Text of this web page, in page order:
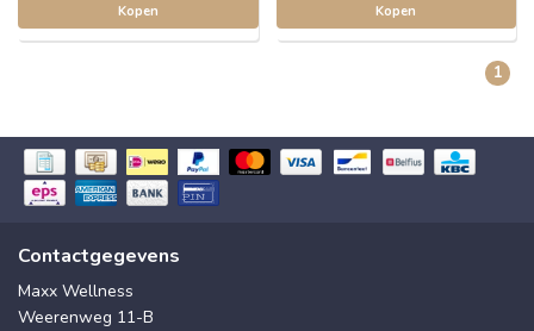
Kopen Kopen
1
Contactgegevens
Maxx Wellness
Weerenweg 11-B